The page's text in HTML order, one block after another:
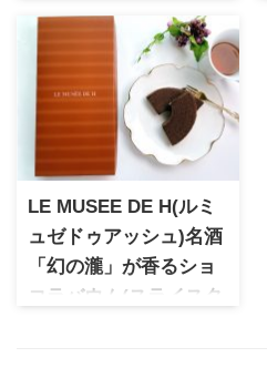
ある福砂屋が手掛ける、かわ
いらしいパッケージが魅力の
キューブカステラ。個包装で
食べやすいので様々な用途の
贈り物に活用できます。オン
ライン販売も少ないので希少
ギフトなのも評価ポイント◎
LE MUSEE DE H(ルミ
ュゼドゥアッシュ)名酒
「幻の瀧」が香るショ
コラバウム(スライスタ